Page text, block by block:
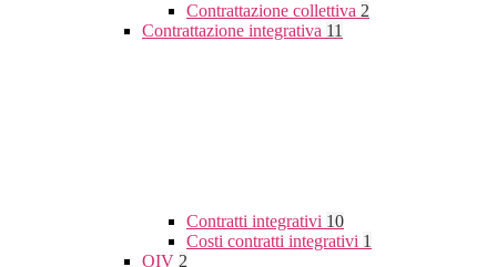
Contrattazione collettiva 2
Contrattazione integrativa 11
Contratti integrativi 10
Costi contratti integrativi 1
OIV 2